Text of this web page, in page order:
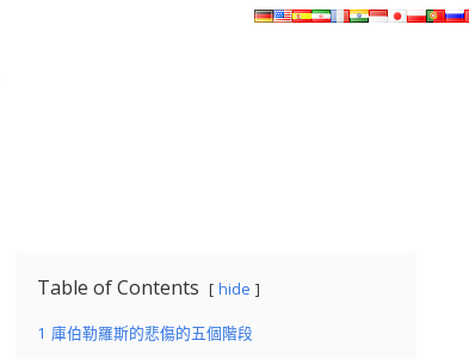
Table of Contents hide
1 庫伯勒羅斯的悲傷的五個階段